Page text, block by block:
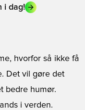
i dag!
hvorfor så ikke få
Det vil gøre det
bedre humør.
i verden.